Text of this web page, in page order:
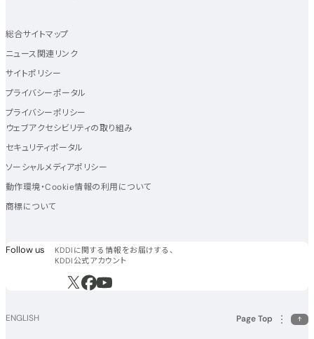
総合サイトマップ
ニュース関連リンク
サイトポリシー
プライバシーポータル
プライバシーポリシー
ウェブアクセシビリティの取り組み
セキュリティポータル
ソーシャルメディアポリシー
動作環境・Cookie情報の利用について
商標について
Follow us フォローアス
KDDIに関する情報をお届けする、
KDDI公式アカウント
新規ウィンドウで開く
新規ウィンドウで開く
新規ウィンドウで開く
ENGLISH Page Top